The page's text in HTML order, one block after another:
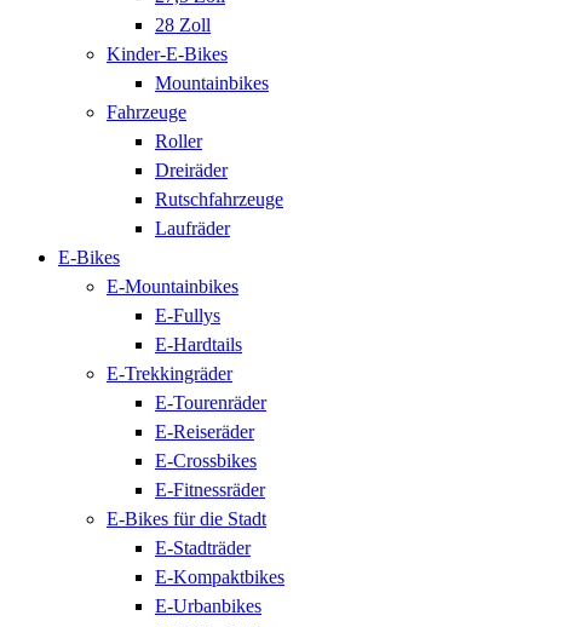
28 Zoll
Kinder-E-Bikes
Mountainbikes
Fahrzeuge
Roller
Dreiräder
Rutschfahrzeuge
Laufräder
E-Bikes
E-Mountainbikes
E-Fullys
E-Hardtails
E-Trekkingräder
E-Tourenräder
E-Reiseräder
E-Crossbikes
E-Fitnessräder
E-Bikes für die Stadt
E-Stadträder
E-Kompaktbikes
E-Urbanbikes